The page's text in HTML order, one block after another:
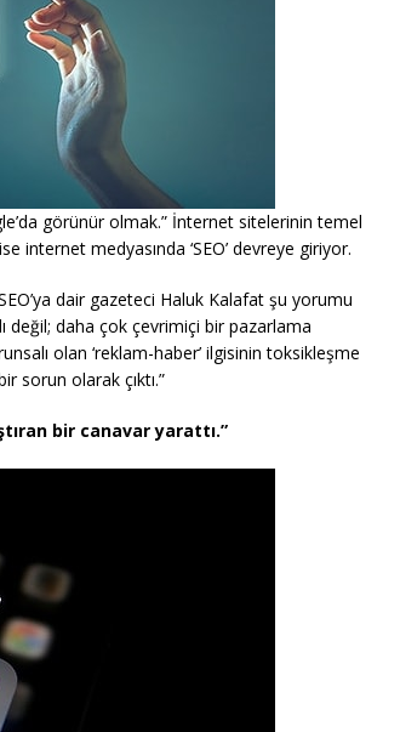
görünür olmak.” İnternet sitelerinin temel
internet medyasında ‘SEO’ devreye giriyor.
dair gazeteci Haluk Kalafat şu yorumu
değil; daha çok çevrimiçi bir pazarlama
olan ‘reklam-haber’ ilgisinin toksikleşme
sorun olarak çıktı.”
bir canavar yarattı.”